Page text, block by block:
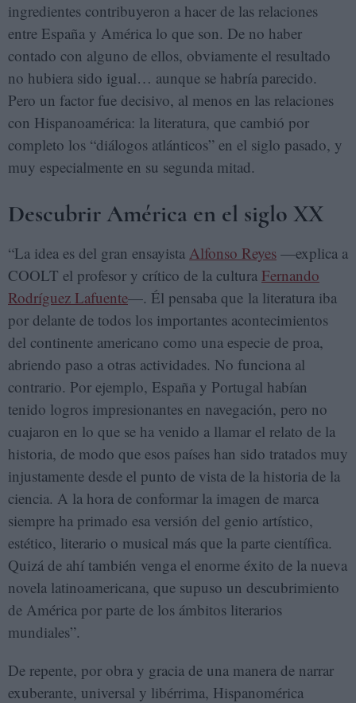
ingredientes contribuyeron a hacer de las relaciones
entre España y América lo que son. De no haber
contado con alguno de ellos, obviamente el resultado
no hubiera sido igual… aunque se habría parecido.
Pero un factor fue decisivo, al menos en las relaciones
con Hispanoamérica: la literatura, que cambió por
completo los “diálogos atlánticos” en el siglo pasado, y
muy especialmente en su segunda mitad.
Descubrir América en el siglo XX
“La idea es del gran ensayista Alfonso Reyes —explica a
COOLT el profesor y crítico de la cultura Fernando
Rodríguez Lafuente—. Él pensaba que la literatura iba
por delante de todos los importantes acontecimientos
del continente americano como una especie de proa,
abriendo paso a otras actividades. No funciona al
contrario. Por ejemplo, España y Portugal habían
tenido logros impresionantes en navegación, pero no
cuajaron en lo que se ha venido a llamar el relato de la
historia, de modo que esos países han sido tratados muy
injustamente desde el punto de vista de la historia de la
ciencia. A la hora de conformar la imagen de marca
siempre ha primado esa versión del genio artístico,
estético, literario o musical más que la parte científica.
Quizá de ahí también venga el enorme éxito de la nueva
novela latinoamericana, que supuso un descubrimiento
de América por parte de los ámbitos literarios
mundiales”.
De repente, por obra y gracia de una manera de narrar
exuberante, universal y libérrima, Hispanomérica